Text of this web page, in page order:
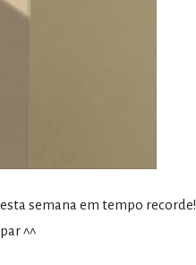
semana em tempo recorde!
^^